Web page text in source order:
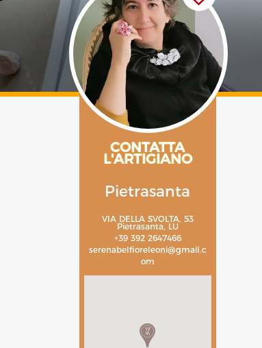
CONTATTA
L'ARTIGIANO
Pietrasanta
VIA DELLA SVOLTA, 53
Pietrasanta, LU
+39 392 2647466
serenabelfioreleoni@gmail.c
om